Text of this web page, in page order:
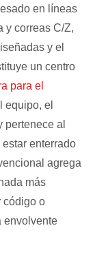
en líneas
y correas C/Z,
y el
un centro
para el
equipo, el
pertenece al
enterrado
agrega
más
código o
envolvente